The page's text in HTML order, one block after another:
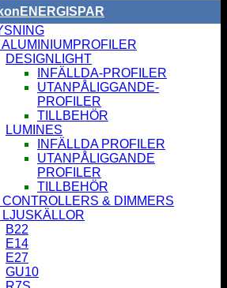
ENERGISPAR
ALUMINIUMPROFILER
DESIGNLIGHT
INFÄLLDA-PROFILER
UTANPÅLIGGANDE-
PROFILER
TILLBEHÖR
LUMINES
INFÄLLDA PROFILER
UTANPÅLIGGANDE
PROFILER
TILLBEHÖR
CONTROLLERS & DIMMERS
LJUSKÄLLOR
B22
E14
E27
GU10